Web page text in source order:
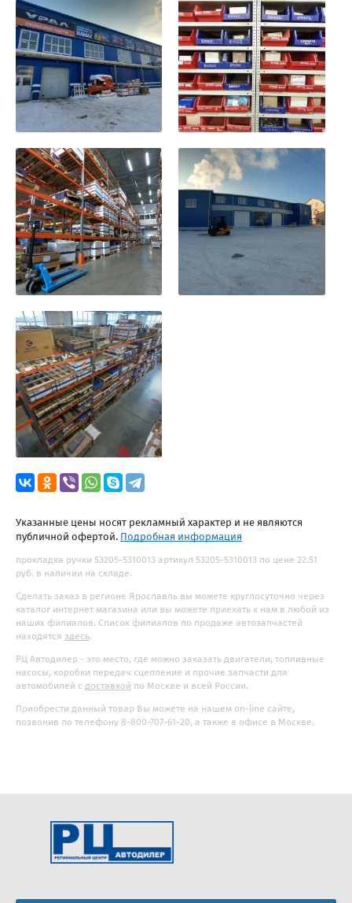
Указанные цены носят рекламный характер и не являются
публичной офертой. Подробная информация
прокладка ручки 53205-5310013 артикул 53205-5310013 по цене 22.51
руб. в наличии на складе.
Сделать заказ в регионе Ярославль вы можете круглосуточно через
каталог интернет магазина или вы можете приехать к нам в любой из
наших филиалов. Список филиалов по продаже автозапчастей
находятся здесь.
РЦ Автодилер - это место, где можно заказать двигатели, топливные
насосы, коробки передач сцепление и прочие запчасти для
автомобилей с доставкой по Москве и всей России.
Приобрести данный товар Вы можете на нашем on-line сайте,
позвонив по телефону 8-800-707-61-20, а также в офисе в Москве.